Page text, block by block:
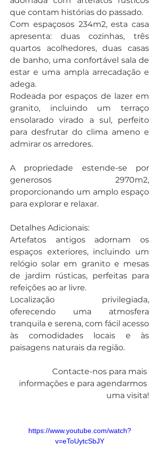
que contam histórias do passado.
Com espaçosos 234m2, esta casa
apresenta: duas cozinhas, três
quartos acolhedores, duas casas
de banho, uma confortável sala de
estar e uma ampla arrecadação e
adega.
Rodeada por espaços de lazer em
granito, incluindo um terraço
ensolarado virado a sul, perfeito
para desfrutar do clima ameno e
admirar os arredores.
A propriedade estende-se por
generosos 2970m2,
proporcionando um amplo espaço
para explorar e relaxar.
Detalhes Adicionais:
Artefatos antigos adornam os
espaços exteriores, incluindo um
relógio solar em granito e mesas
de jardim rústicas, perfeitas para
refeições ao ar livre.
Localização privilegiada,
oferecendo uma atmosfera
tranquila e serena, com fácil acesso
às comodidades locais e às
paisagens naturais da região.
Contacte-nos para mais
informações e para agendarmos
uma visita!
https://www.youtube.com/watch?
v=eToUytcSbJY